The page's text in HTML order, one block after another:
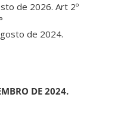
de 2026. Art 2º
de 2024.
DE 2024.